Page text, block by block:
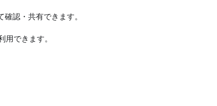
認・共有できます。
できます。